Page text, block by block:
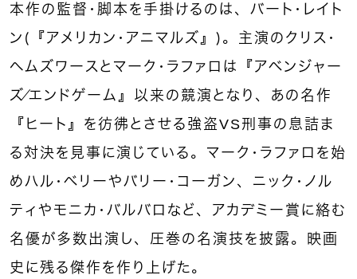
本作の監督・脚本を手掛けるのは、バート・レイト
ン（『アメリカン・アニマルズ』）。主演のクリス・
ヘムズワースとマーク・ラファロは『アベンジャー
ズ／エンドゲーム』以来の競演となり、あの名作
『ヒート』を彷彿とさせる強盗VS刑事の息詰ま
る対決を見事に演じている。マーク・ラファロを始
めハル・ベリーやバリー・コーガン、ニック・ノル
ティやモニカ・バルバロなど、アカデミー賞に絡む
名優が多数出演し、圧巻の名演技を披露。映画
史に残る傑作を作り上げた。